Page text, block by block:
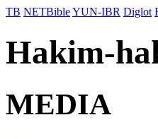
TB NETBibleYUN-IBR Diglot
Hakim-
MEDIA